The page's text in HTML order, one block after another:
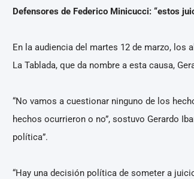
Defensores de Federico Minicucci: “estos
En la audiencia del martes 12 de marzo, los
La Tablada, que da nombre a esta causa,
“No vamos a cuestionar ninguno de los
hechos ocurrieron o no”, sostuvo Gerardo
política”.
“Hay una decisión política de someter a